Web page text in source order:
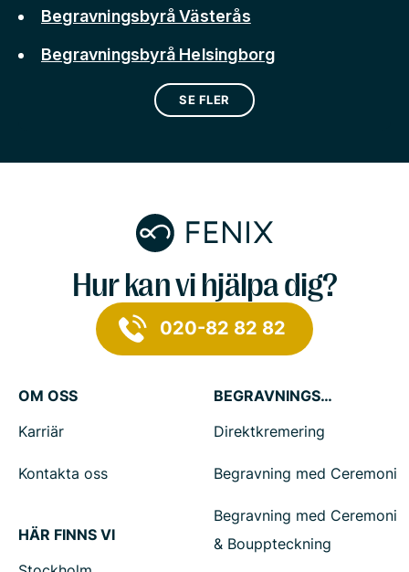
Begravningsbyrå Västerås
Begravningsbyrå Helsingborg
SE FLER
Hur kan vi hjälpa dig?
020-82 82 82
OM OSS
Karriär
Kontakta oss
HÄR FINNS VI
BEGRAVNINGSTJÄNSTER
Direktkremering
Begravning med Ceremoni
Begravning med Ceremoni
& Bouppteckning